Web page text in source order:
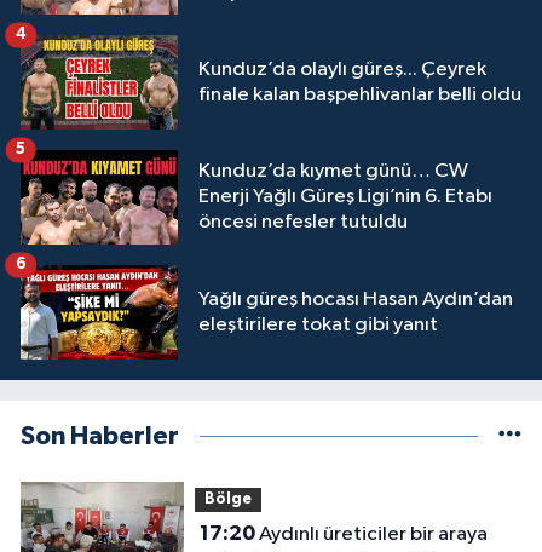
Kunduz’da olaylı güreş... Çeyrek
finale kalan başpehlivanlar belli oldu
4
Kunduz’da kıymet günü… CW
Enerji Yağlı Güreş Ligi’nin 6. Etabı
öncesi nefesler tutuldu
5
Yağlı güreş hocası Hasan Aydın’dan
eleştirilere tokat gibi yanıt
6
Son Haberler
Bölge
17:20Aydınlı üreticiler bir araya